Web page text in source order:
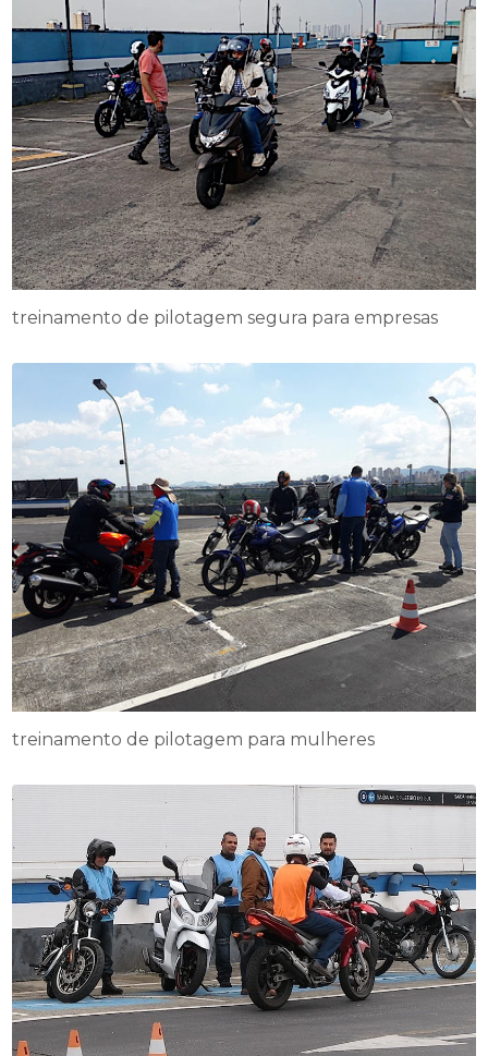
treinamento de pilotagem segura para empresas
treinamento de pilotagem para mulheres